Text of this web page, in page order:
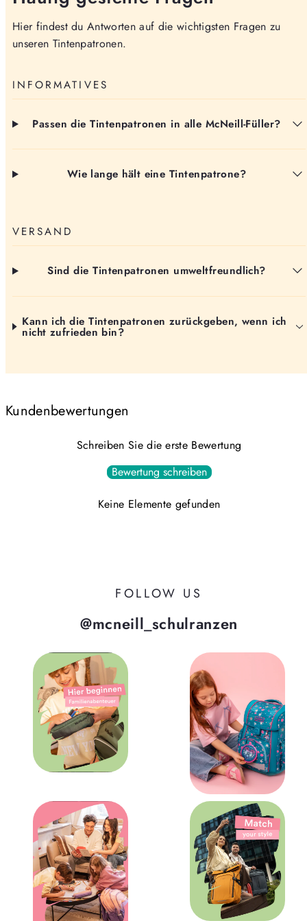
Hier findest du Antworten auf die wichtigsten Fragen zu
unseren Tintenpatronen.
INFORMATIVES
Passen die Tintenpatronen in alle McNeill-Füller?
Wie lange hält eine Tintenpatrone?
VERSAND
Sind die Tintenpatronen umweltfreundlich?
Kann ich die Tintenpatronen zurückgeben, wenn ich
nicht zufrieden bin?
Kundenbewertungen
Schreiben Sie die erste Bewertung
Bewertung schreiben
Keine Elemente gefunden
FOLLOW US
@mcneill_schulranzen